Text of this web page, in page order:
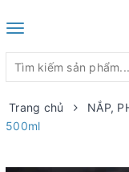
Toggle
Trang chủ NẮP,
500ml